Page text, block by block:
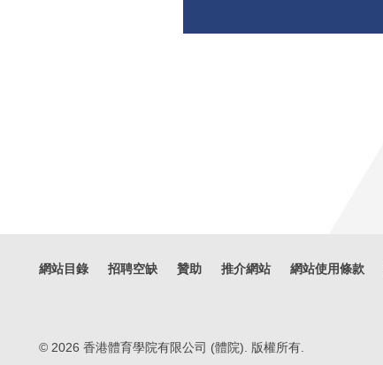
網站目錄 招聘空缺 贊助 推介網站 網站使用條款
© 2026 香港體育學院有限公司 (體院). 版權所有.